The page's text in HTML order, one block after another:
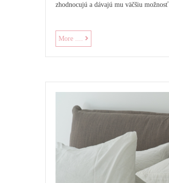
zhodnocujú a dávajú mu väčšiu
More .... Prečo
nezvoliť
hliníkové